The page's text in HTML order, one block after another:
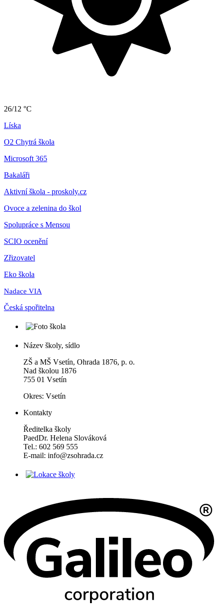
26/12 °C
Líska
O2 Chytrá škola
Microsoft 365
Bakaláři
Aktivní škola - proskoly.cz
Ovoce a zelenina do škol
Spolupráce s Mensou
SCIO ocenění
Zřizovatel
Eko škola
Nadace VIA
Česká spořitelna
Název školy, sídlo
ZŠ a MŠ Vsetín, Ohrada 1876, p. o.
Nad školou 1876
755 01 Vsetín
Okres: Vsetín
Kontakty
Ředitelka školy
PaedDr. Helena Slováková
Tel.: 602 569 555
E-mail: info@zsohrada.cz